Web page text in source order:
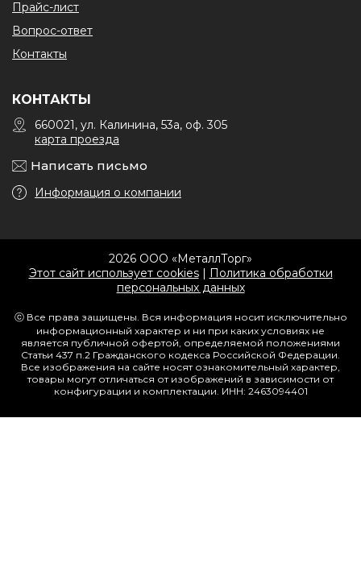
Прайс-лист
Вопрос-ответ
Контакты
КОНТАКТЫ
660021, ул. Калинина, 53а, оф. 305
карта проезда
Написать письмо
Информация о компании
2026 ООО «МеталлТорг»
Этот сайт использует cookies| Политика обработки
персональных данных
ⓒ Все права защищены. Вся информация носит исключительно
информационный характер и ни при каких условиях не
является публичной офертой, определяемой положениями
Статьи 437 п.2 Гражданского кодекса Российской Федерации.
Все изображения на сайте носят ознакомительный характер,
товары могут отличаться от изображений в зависимости от
конфигурации и комплектации. ИНН: 2463094401